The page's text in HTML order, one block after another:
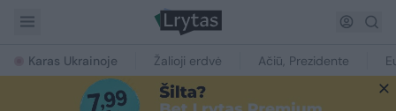
Karas Ukrainoje Žalioji erdvė Ačiū, Prezidente